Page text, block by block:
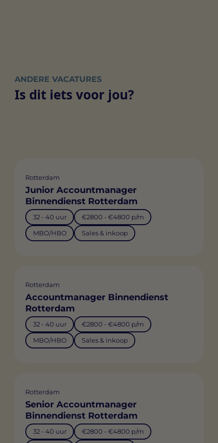
ANDERE VACATURES
Is dit iets voor jou?
Rotterdam
Junior Accountmanager
Binnendienst Rotterdam
32 - 40 uur €2800 - €4800 p/m
MBO/HBO Sales & inkoop
Rotterdam
Accountmanager Binnendienst
Rotterdam
32 - 40 uur €2800 - €4800 p/m
MBO/HBO Sales & inkoop
Rotterdam
Senior Accountmanager
Binnendienst Rotterdam
32 - 40 uur €2800 - €4800 p/m